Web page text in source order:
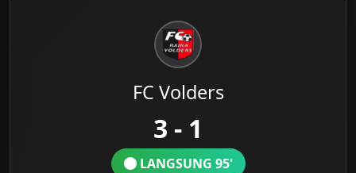
FC Volders
3 - 1
LANGSUNG 95'